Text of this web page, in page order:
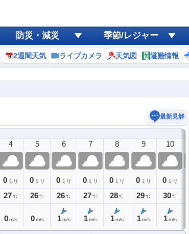
防災・減災 季節/レジャー
2週間天気 ライブカメラ 天気図 避難情報
最新見解
4
0 ミリ
27℃
0 m/s
5
0 ミリ
26℃
0 m/s
6
0 ミリ
26℃
1 m/s
7
0 ミリ
27℃
1 m/s
8
0 ミリ
28℃
1 m/s
9
0 ミリ
29℃
1 m/s
10
0 ミリ
30℃
1 m/s